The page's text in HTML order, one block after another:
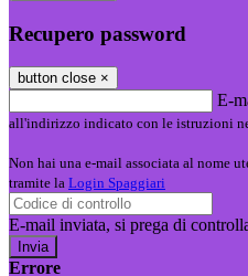
Recupero password
button close ×
E-
all'indirizzo indicato con le istruzioni
Non hai una e-mail associata al nome
tramite la Login Spaggiari
E-mail inviata, si prega di
Errore